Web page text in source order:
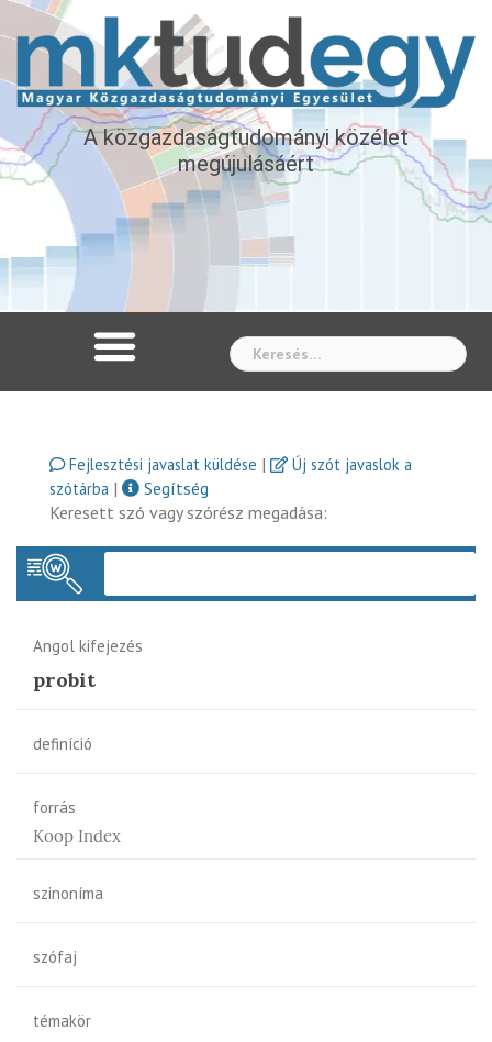
A közgazdaságtudományi közélet
megújulásáért
Fejlesztési javaslat küldése |
Új szót javaslok a
szótárba |
Segítség
Keresett szó vagy szórész megadása:
Angol kifejezés
probit
definíció
forrás
Koop Index
szinoníma
szófaj
témakör